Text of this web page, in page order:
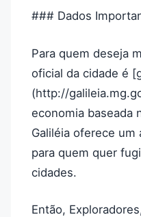
### Dados
Para quem deseja
oficial da cidade é
(http://
economia baseada
Galiléia oferece um
para quem quer
cidades.
Então,